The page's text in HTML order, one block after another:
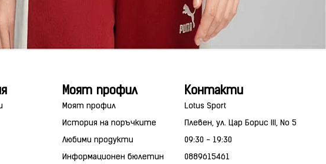
Моят профил
Моят профил
История на поръчките
Любими продукти
Информационен бюлетин
Контакти
Lotus Sport
Плевен, ул. Цар Борис III, No 5
09:30 - 19:30
0889615461